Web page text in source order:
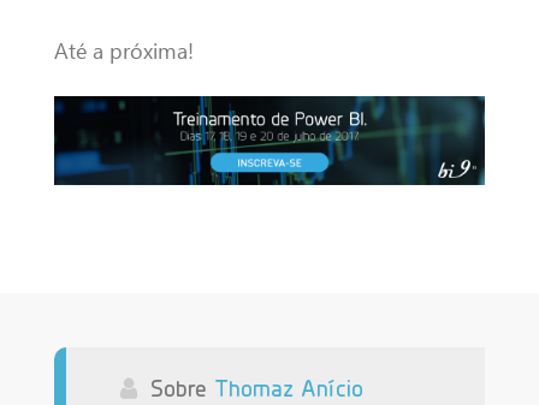
Até a próxima!
Sobre Thomaz Anício